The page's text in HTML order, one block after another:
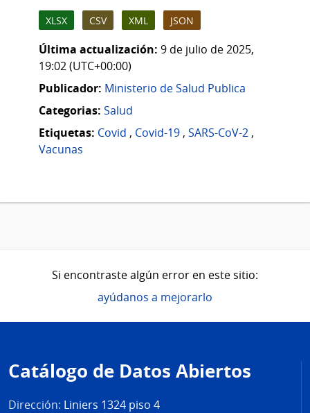
XLSX CSV XML JSON
Última actualización: 9 de julio de 2025,
19:02 (UTC+00:00)
Publicador: Ministerio de Salud Publica
Categorias: Salud
Etiquetas: Covid , Covid-19 , SARS-CoV-2 ,
Vacunas
Si encontraste algún error en este sitio:
ayúdanos a mejorarlo
de
página
Catálogo de Datos Abiertos
Dirección: Liniers 1324 piso 4